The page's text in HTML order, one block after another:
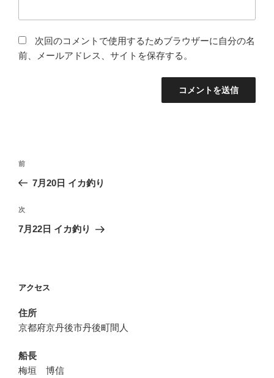
次回のコメントで使用するためブラウザーに自分の名
前、メールアドレス、サイトを保存する。
投
ナ
ビ
ゲ
ン
前
の
稿
前
7月20日 イカ釣り
次
の
次
7月22日 イカ釣り
アクセス
住所
京都府京丹後市丹後町間人
船長
梅垣 博信